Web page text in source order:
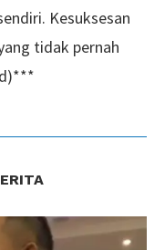
Kesuksesan
tidak pernah